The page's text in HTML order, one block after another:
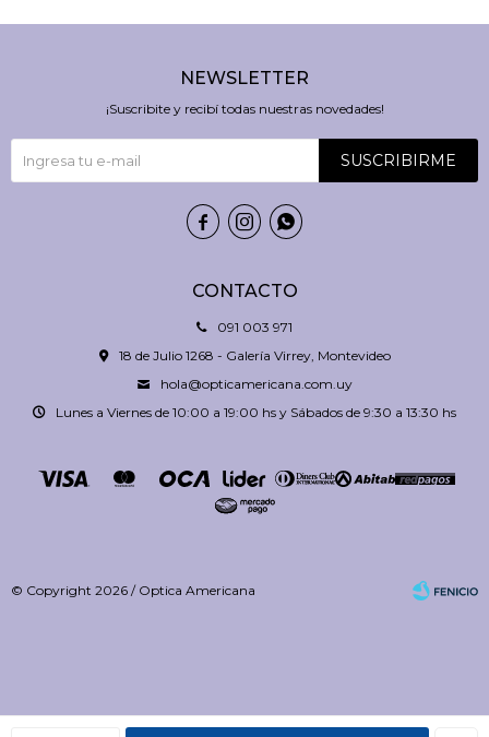
CONTACTO
091 003 971
18 de Julio 1268 - Galería Virrey, Montevideo
hola@opticamericana.com.uy
Lunes a Viernes de 10:00 a 19:00 hs y Sábados de 9:30 a 13:30 hs
NEWSLETTER
¡Suscribite y recibí todas nuestras novedades!
SUSCRIBIRME
  
© Copyright 2026 / Optica Americana